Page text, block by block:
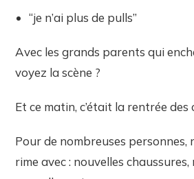
“je n’ai plus de pulls”
Avec les grands parents qui
voyez la scène ?
Et ce matin, c’était la rentrée des
Pour de nombreuses personnes,
rime avec : nouvelles